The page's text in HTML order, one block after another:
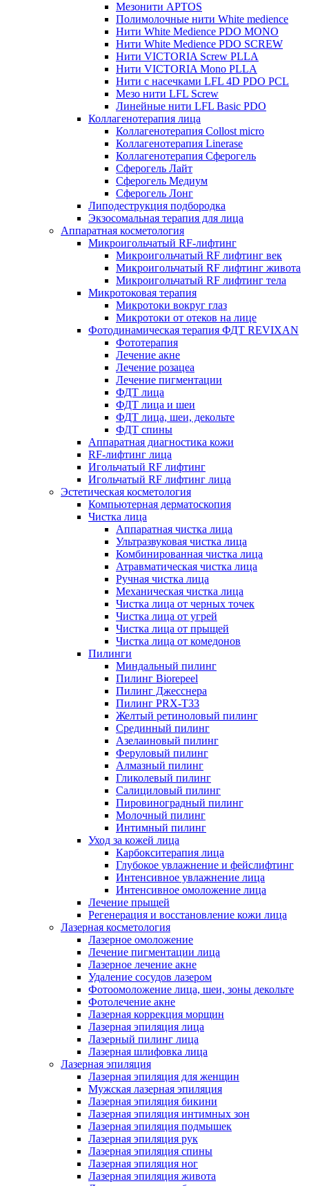
Мезонити APTOS
Полимолочные нити White medience
Нити White Medience PDO MONO
Нити White Medience PDO SCREW
Нити VICTORIA Screw PLLA
Нити VICTORIA Mono PLLA
Нити с насечками LFL 4D PDO PCL
Мезо нити LFL Screw
Линейные нити LFL Basic PDO
Коллагенотерапия лица
Коллагенотерапия Collost micro
Коллагенотерапия Linerase
Коллагенотерапия Сферогель
Сферогель Лайт
Сферогель Медиум
Сферогель Лонг
Липодеструкция подбородка
Экзосомальная терапия для лица
Аппаратная косметология
Микроигольчатый RF-лифтинг
Микроигольчатый RF лифтинг век
Микроигольчатый RF лифтинг живота
Микроигольчатый RF лифтинг тела
Микротоковая терапия
Микротоки вокруг глаз
Микротоки от отеков на лице
Фотодинамическая терапия ФДТ REVIXAN
Фототерапия
Лечение акне
Лечение розацеа
Лечение пигментации
ФДТ лица
ФДТ лица и шеи
ФДТ лица, шеи, декольте
ФДТ спины
Аппаратная диагностика кожи
RF-лифтинг лица
Игольчатый RF лифтинг
Игольчатый RF лифтинг лица
Эстетическая косметология
Компьютерная дерматоскопия
Чистка лица
Аппаратная чистка лица
Ультразвуковая чистка лица
Комбинированная чистка лица
Атравматическая чистка лица
Ручная чистка лица
Механическая чистка лица
Чистка лица от черных точек
Чистка лица от угрей
Чистка лица от прыщей
Чистка лица от комедонов
Пилинги
Миндальный пилинг
Пилинг Biorepeel
Пилинг Джесснера
Пилинг PRX-T33
Желтый ретиноловый пилинг
Срединный пилинг
Азелаиновый пилинг
Феруловый пилинг
Алмазный пилинг
Гликолевый пилинг
Салициловый пилинг
Пировиноградный пилинг
Молочный пилинг
Интимный пилинг
Уход за кожей лица
Карбокситерапия лица
Глубокое увлажнение и фейслифтинг
Интенсивное увлажнение лица
Интенсивное омоложение лица
Лечение прыщей
Регенерация и восстановление кожи лица
Лазерная косметология
Лазерное омоложение
Лечение пигментации лица
Лазерное лечение акне
Удаление сосудов лазером
Фотоомоложение лица, шеи, зоны декольте
Фотолечение акне
Лазерная коррекция морщин
Лазерная эпиляция лица
Лазерный пилинг лица
Лазерная шлифовка лица
Лазерная эпиляция
Лазерная эпиляция для женщин
Мужская лазерная эпиляция
Лазерная эпиляция бикини
Лазерная эпиляция интимных зон
Лазерная эпиляция подмышек
Лазерная эпиляция рук
Лазерная эпиляция спины
Лазерная эпиляция ног
Лазерная эпиляция живота